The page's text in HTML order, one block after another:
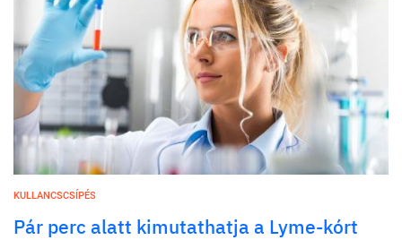
KULLANCSCSÍPÉS
Pár perc alatt kimutathatja a Lyme-kórt